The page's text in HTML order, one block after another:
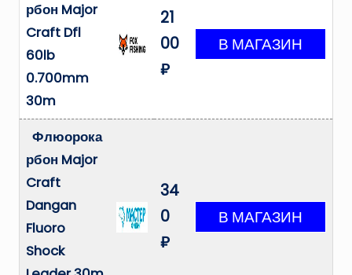
рбон Major
Craft Dfl
60lb
0.700mm
30m
21
00
₽
Флюорока
рбон Major
Craft
Dangan
Fluoro
Shock
34
0
₽